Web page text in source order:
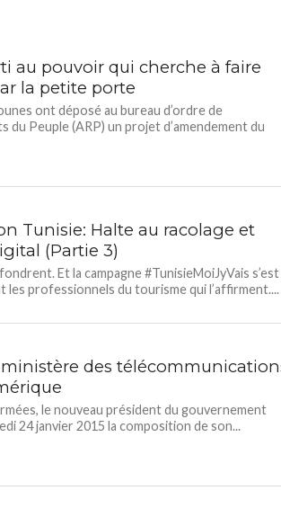
au pouvoir qui cherche à faire
la petite porte
ont déposé au bureau d’ordre de
du Peuple (ARP) un projet d’amendement du
Tunisie: Halte au racolage et
(Partie 3)
Et la campagne #TunisieMoiJyVais s’est
les professionnels du tourisme qui l’affirment....
des
le nouveau président du gouvernement
24 janvier 2015 la composition de son...